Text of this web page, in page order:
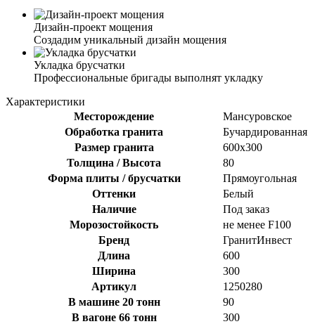
Дизайн-проект мощения
Создадим уникальный дизайн мощения
Укладка брусчатки
Профессиональные бригады выполнят укладку
Характеристики
Месторождение
Мансуровское
Обработка гранита
Бучардированная
Размер гранита
600х300
Толщина / Высота
80
Форма плиты / брусчатки
Прямоугольная
Оттенки
Белый
Наличие
Под заказ
Морозостойкость
не менее F100
Бренд
ГранитИнвест
Длина
600
Ширина
300
Артикул
1250280
В машине 20 тонн
90
В вагоне 66 тонн
300